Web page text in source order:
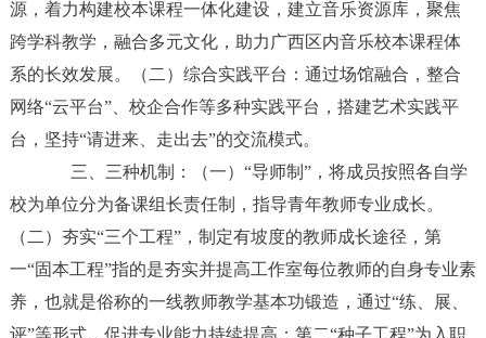
源，着力构建校本课程一体化建设，建立音乐资源库，聚焦
跨学科教学，融合多元文化，助力广西区内音乐校本课程体
系的长效发展。（二）综合实践平台：通过场馆融合，整合
网络“云平台”、校企合作等多种实践平台，搭建艺术实践平
台，坚持“请进来、走出去”的交流模式。
三、三种机制：（一）“导师制”，将成员按照各自学
校为单位分为备课组长责任制，指导青年教师专业成长。
（二）夯实“三个工程”，制定有坡度的教师成长途径，第
一“固本工程”指的是夯实并提高工作室每位教师的自身专业素
养，也就是俗称的一线教师教学基本功锻造，通过“练、展、
评”等形式，促进专业能力持续提高；第二“种子工程”为入职